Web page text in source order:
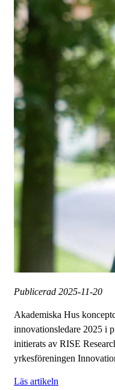
Publicerad 2025-11-20
Akademiska Hus
innovationsledare 2025 i
initierats av RISE
yrkesföreningen
Läs artikeln